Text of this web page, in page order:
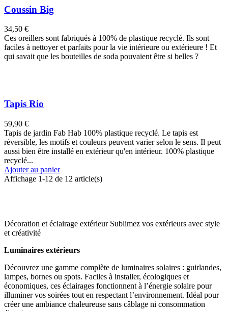
Coussin Big
34,50 €
Ces oreillers sont fabriqués à 100% de plastique recyclé. Ils sont
faciles à nettoyer et parfaits pour la vie intérieure ou extérieure ! Et
qui savait que les bouteilles de soda pouvaient être si belles ?
Tapis Rio
59,90 €
Tapis de jardin Fab Hab 100% plastique recyclé. Le tapis est
réversible, les motifs et couleurs peuvent varier selon le sens. Il peut
aussi bien être installé en extérieur qu'en intérieur. 100% plastique
recyclé...
Ajouter au panier
Affichage 1-12 de 12 article(s)
Décoration et éclairage extérieur Sublimez vos extérieurs avec style
et créativité
Luminaires extérieurs
Découvrez une gamme complète de luminaires solaires : guirlandes,
lampes, bornes ou spots. Faciles à installer, écologiques et
économiques, ces éclairages fonctionnent à l’énergie solaire pour
illuminer vos soirées tout en respectant l’environnement. Idéal pour
créer une ambiance chaleureuse sans câblage ni consommation